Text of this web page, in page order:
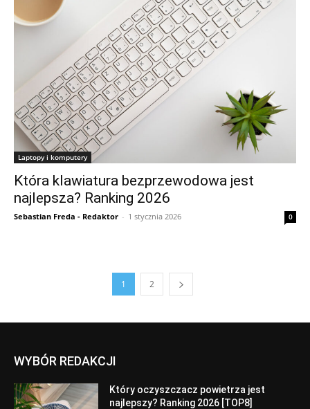
Laptopy i komputery
Która klawiatura bezprzewodowa jest
najlepsza? Ranking 2026
Sebastian Freda - Redaktor - 1 stycznia 2026 0
1 2
WYBÓR REDAKCJI
Który oczyszczacz powietrza jest
najlepszy? Ranking 2026 [TOP8]